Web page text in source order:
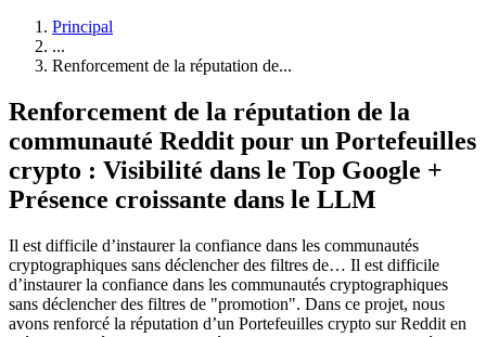
Principal
...
Renforcement de la réputation de...
Renforcement de la réputation de la
communauté Reddit pour un Portefeuilles
crypto : Visibilité dans le Top Google +
Présence croissante dans le LLM
Il est difficile d’instaurer la confiance dans les communautés
cryptographiques sans déclencher des filtres de… Il est difficile
d’instaurer la confiance dans les communautés cryptographiques
sans déclencher des filtres de "promotion". Dans ce projet, nous
avons renforcé la réputation d’un Portefeuilles crypto sur Reddit en